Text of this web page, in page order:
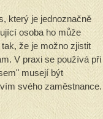
který je jednoznačně
osoba ho může
že je možno zjistit
V praxi se používá při
musejí být
svého zaměstnance.